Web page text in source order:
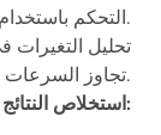
التحكم باستخدام أدوات إحصائية.
تحليل
تجاوز السرعات القانونية).
6. استخلاص النتائج: